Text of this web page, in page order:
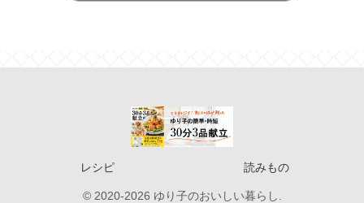
レシピ 読みもの
© 2020-2026 ゆり子のおいしい暮らし.